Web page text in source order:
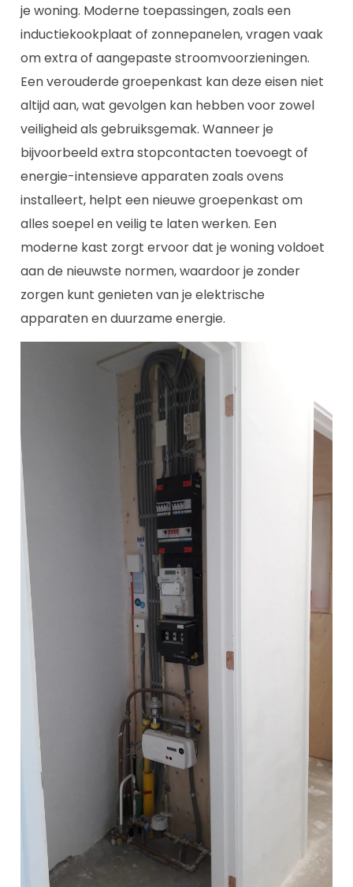
je woning. Moderne toepassingen, zoals een
inductiekookplaat of zonnepanelen, vragen vaak
om extra of aangepaste stroomvoorzieningen.
Een verouderde groepenkast kan deze eisen niet
altijd aan, wat gevolgen kan hebben voor zowel
veiligheid als gebruiksgemak. Wanneer je
bijvoorbeeld extra stopcontacten toevoegt of
energie-intensieve apparaten zoals ovens
installeert, helpt een nieuwe groepenkast om
alles soepel en veilig te laten werken. Een
moderne kast zorgt ervoor dat je woning voldoet
aan de nieuwste normen, waardoor je zonder
zorgen kunt genieten van je elektrische
apparaten en duurzame energie.